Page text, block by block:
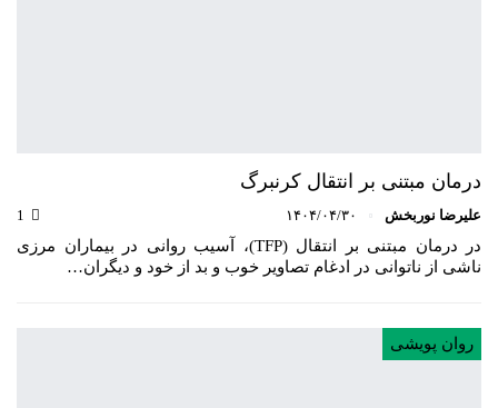
درمان مبتنی بر انتقال کرنبرگ
علیرضا نوربخش ۱۴۰۴/۰۴/۳۰
در درمان مبتنی بر انتقال (TFP)، آسیب روانی در بیماران مرزی
ناشی از ناتوانی در ادغام تصاویر خوب و بد از خود و دیگران…
روان پویشی